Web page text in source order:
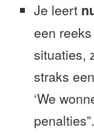
Je leert
een
situaties,
straks
‘We
penalties”.